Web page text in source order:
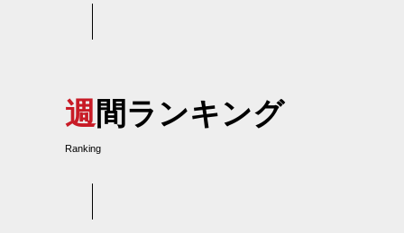
週間ランキング
Ranking